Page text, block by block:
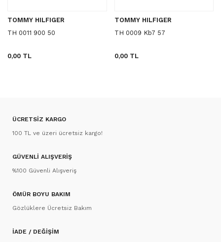
TOMMY HILFIGER
TH 0011 900 50
0,00 TL
TOMMY HILFIGER
TH 0009 Kb7 57
0,00 TL
ÜCRETSİZ KARGO
100 TL ve üzeri ücretsiz kargo!
GÜVENLİ ALIŞVERİŞ
%100 Güvenli Alışveriş
ÖMÜR BOYU BAKIM
Gözlüklere Ücretsiz Bakım
İADE / DEĞİŞİM